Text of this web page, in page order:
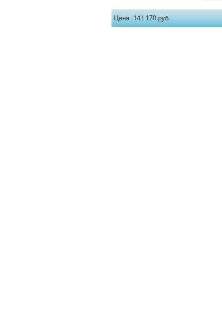
Цена:141 170 руб.